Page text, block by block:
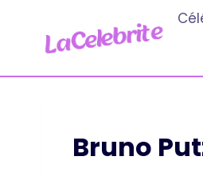
contenu
Bruno